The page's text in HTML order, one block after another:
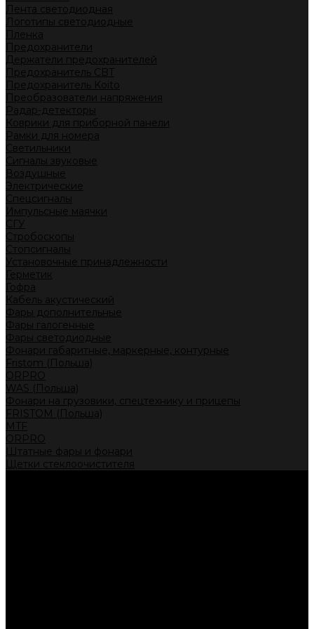
Лента светодиодная
Логотипы светодиодные
Пленка
Предохранители
Держатели предохранителей
Предохранитель CBT
Предохранитель Koito
Преобразователи напряжения
Радар-детекторы
Коврики для приборной панели
Рамки для номера
Светильники
Сигналы звуковые
Воздушные
Электрические
Спецсигналы
Импульсные маячки
СГУ
Стробоскопы
Стопсигналы
Установочные принадлежности
Герметик
Гофра
Кабель акустический
Фары дополнительные
Фары галогенные
Фары светодиодные
Фонари габаритные, маркерные, контурные
Fristom (Польша)
ORPRO
WAS (Польша)
Фонари на грузовики, спецтехнику и прицепы
FRISTOM (Польша)
MTF
ORPRO
Штатные фары и фонари
Щетки стеклоочистителя